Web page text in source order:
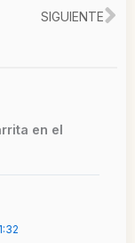
SIGUIENTE
en el